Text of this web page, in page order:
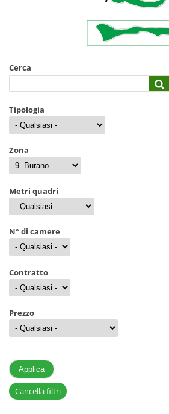
Cerca
Tipologia
Zona
Metri quadri
N° di camere
Contratto
Prezzo
Cancella filtri